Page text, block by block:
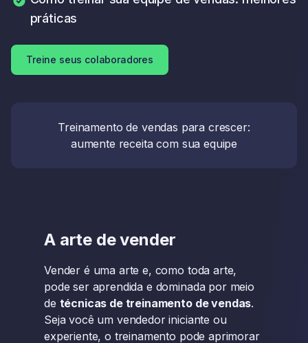
práticas
Treine seus colaboradores
Treinamento de vendas para crescer:
aumente receita com sua equipe
A arte de vender
Vender é uma arte e, como toda arte,
pode ser aprendida e dominada por meio
de técnicas de treinamento de vendas.
Seja você um vendedor iniciante ou
experiente, o treinamento pode aprimorar